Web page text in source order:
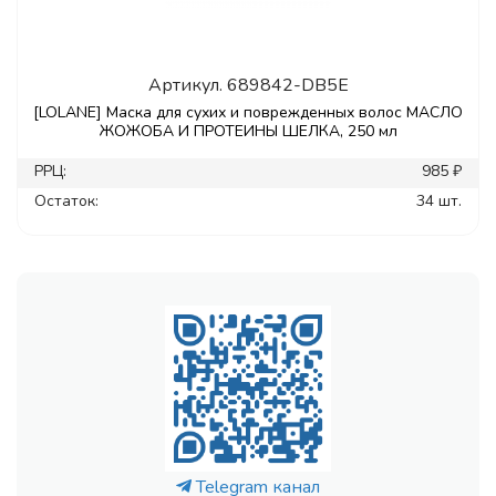
Артикул. 689842-DB5E
[LOLANE] Маска для сухих и поврежденных волос МАСЛО
ЖОЖОБА И ПРОТЕИНЫ ШЕЛКА, 250 мл
РРЦ:
985 ₽
Остаток:
34 шт.
Telegram канал